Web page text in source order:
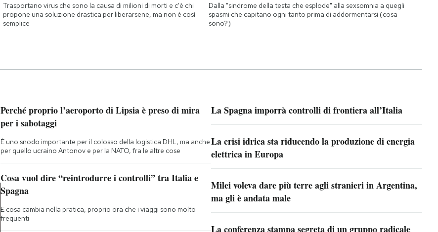
Trasportano virus che sono la causa di milioni di morti e c'è chi
propone una soluzione drastica per liberarsene, ma non è così
semplice
Dalla "sindrome della testa che esplode" alla sexsomnia a quegli
spasmi che capitano ogni tanto prima di addormentarsi (cosa
sono?)
Perché proprio l’aeroporto di Lipsia è preso di mira
per i sabotaggi
È uno snodo importante per il colosso della logistica DHL, ma anche
per quello ucraino Antonov e per la NATO, fra le altre cose
Cosa vuol dire “reintrodurre i controlli” tra Italia e
Spagna
E cosa cambia nella pratica, proprio ora che i viaggi sono molto
frequenti
La Spagna imporrà controlli di frontiera all’Italia
La crisi idrica sta riducendo la produzione di energia
elettrica in Europa
Milei voleva dare più terre agli stranieri in Argentina,
ma gli è andata male
La conferenza stampa segreta di un gruppo radicale